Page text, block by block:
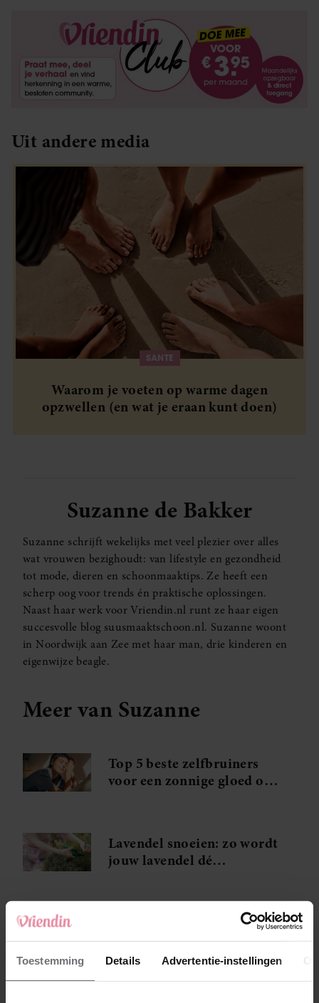
Toestemming Details Advertentie-instellingen
Uit andere media
SANTE
Waarom je voeten op warme dagen
opzwellen (en wat je eraan kunt doen)
Suzanne de Bakker
Suzanne schrijft wekelijks met veel plezier over alles
wat vrouwen bezighoudt: van lifestyle en gezondheid
tot mode, dieren en schoonmaaktips. Ze heeft een
scherp oog voor trends én praktische oplossingen.
Naast haar werk voor Vriendin.nl runt ze haar eigen
succesvolle blog suusmaaktschoon.nl. Suzanne woont
in Noordwijk aan Zee met haar man, drie kinderen en
eigenwijze beagle.
Meer van Suzanne
Top 5 beste zelfbruiners
voor een zonnige gloed op
Lavendel snoeien: zo wordt
jouw lavendel dé
Met deze 2 extra’s wordt je
pasta carbonara de beste
die je ooit hebt geproefd